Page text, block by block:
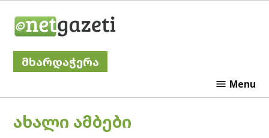
მხარდაჭერა
Menu
POSTED
ᲐᲮᲐᲚᲘ ᲐᲛᲑᲔᲑᲘ